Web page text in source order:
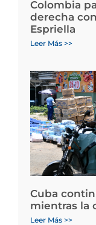
Colombia
derecha
Espriella
Leer Más >>
Cuba
mientras la
Leer Más >>